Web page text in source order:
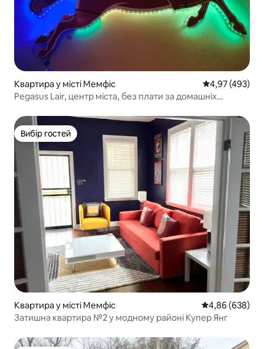
Квартира у місті Мемфіс Середня
4,97 (493)
Pegasus Lair, центр міста, без плати за домашніх
Вибір гостей
Вибір гостей
Квартира у місті Мемфіс Середня
4,86 (638)
Затишна квартира №2 у модному районі Купер Янг